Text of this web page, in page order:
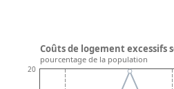
20
Coûts de logement excessifs
pourcentage de la population